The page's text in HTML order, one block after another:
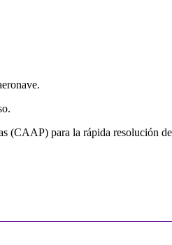
(CAAP) para la rápida resolución